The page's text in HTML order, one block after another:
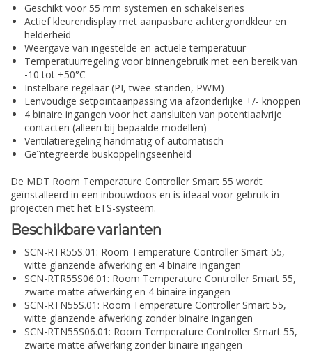
Geschikt voor 55 mm systemen en schakelseries
Actief kleurendisplay met aanpasbare achtergrondkleur en
helderheid
Weergave van ingestelde en actuele temperatuur
Temperatuurregeling voor binnengebruik met een bereik van
-10 tot +50°C
Instelbare regelaar (PI, twee-standen, PWM)
Eenvoudige setpointaanpassing via afzonderlijke +/- knoppen
4 binaire ingangen voor het aansluiten van potentiaalvrije
contacten (alleen bij bepaalde modellen)
Ventilatieregeling handmatig of automatisch
Geïntegreerde buskoppelingseenheid
De MDT Room Temperature Controller Smart 55 wordt
geïnstalleerd in een inbouwdoos en is ideaal voor gebruik in
projecten met het ETS-systeem.
Beschikbare varianten
SCN-RTR55S.01: Room Temperature Controller Smart 55,
witte glanzende afwerking en 4 binaire ingangen
SCN-RTR55S06.01: Room Temperature Controller Smart 55,
zwarte matte afwerking en 4 binaire ingangen
SCN-RTN55S.01: Room Temperature Controller Smart 55,
witte glanzende afwerking zonder binaire ingangen
SCN-RTN55S06.01: Room Temperature Controller Smart 55,
zwarte matte afwerking zonder binaire ingangen